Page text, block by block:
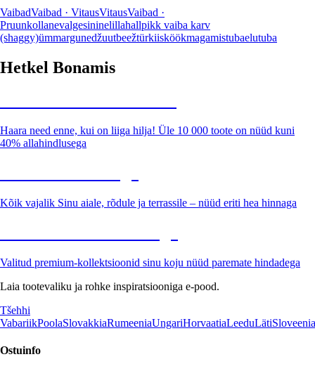
VaibadVaibad · VitausVitausVaibad ·
Pruunkollanevalgesininelillahallpikk vaiba karv
(shaggy)ümmargunedžuutbeežtürkiisköökmagamistubaelutuba
Hetkel Bonamis
Haara need enne, kui on liiga hilja! Üle 10 000 toote on nüüd kuni
40% allahindlusega
Kõik vajalik Sinu aiale, rõdule ja terrassile – nüüd eriti hea hinnaga
Valitud premium-kollektsioonid sinu koju nüüd paremate hindadega
Laia tootevaliku ja rohke inspiratsiooniga e-pood.
Tšehhi
VabariikPoolaSlovakkiaRumeeniaUngariHorvaatiaLeeduLätiSloveenia
Ostuinfo